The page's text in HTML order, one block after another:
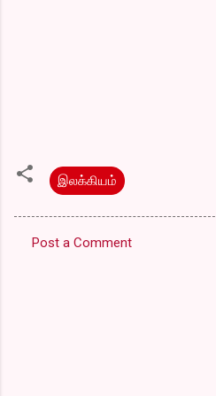
இலக்கியம்
Post a Comment